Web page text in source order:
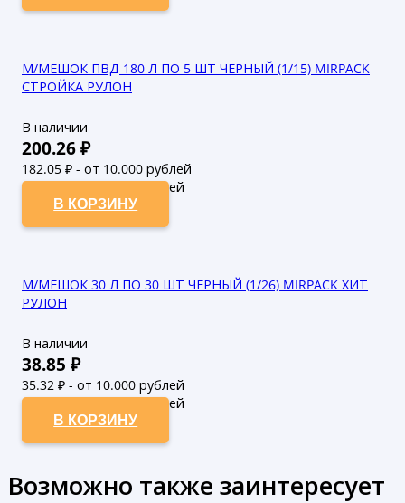
М/МЕШОК ПВД 180 Л ПО 5 ШТ ЧЕРНЫЙ (1/15) MIRPACK
СТРОЙКА РУЛОН
В наличии
200.26₽
182.05 ₽ - от 10.000 рублей
165.5₽ - от 50.000 рублей
В КОРЗИНУ
М/МЕШОК 30 Л ПО 30 ШТ ЧЕРНЫЙ (1/26) MIRPACK ХИТ
РУЛОН
В наличии
38.85 ₽
35.32 ₽ - от 10.000 рублей
32.11₽ - от 50.000 рублей
В КОРЗИНУ
Возможно также заинтересует